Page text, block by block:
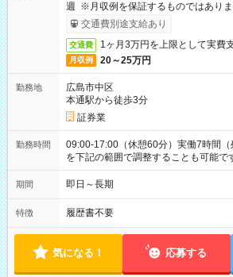
週 ※月収例を保証するものではあり
ービス利用可（利用条件有）
交通費別途支給あり
交通費 1ヶ月3万円を上限として実費
月収例 20～25万円
勤務地
広島市中区
本通駅から徒歩3分
証券業
勤務時間
09:00-17:00（休憩60分）実働7時間
を下記の範囲で調整することも可能
15:30～17:00 ・実働 05:30～07:00
期間 即日～長期
特徴 履歴書不要
気になる！ 応募する